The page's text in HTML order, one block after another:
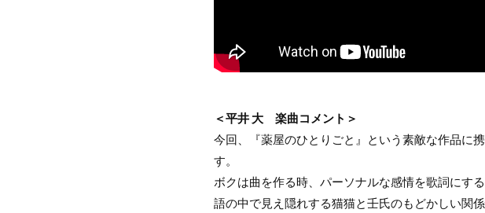
＜平井 大 楽曲コメント＞
今回、『薬屋のひとりごと』という素敵な作品に
す。
ボクは曲を作る時、パーソナルな感情を歌詞にす
語の中で見え隠れする猫猫と壬氏のもどかしい関